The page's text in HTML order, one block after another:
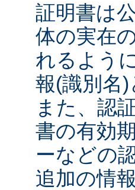
証明書は
体の実在
れるよう
報(識別名
また、認
書の有効
ーなどの
追加の情